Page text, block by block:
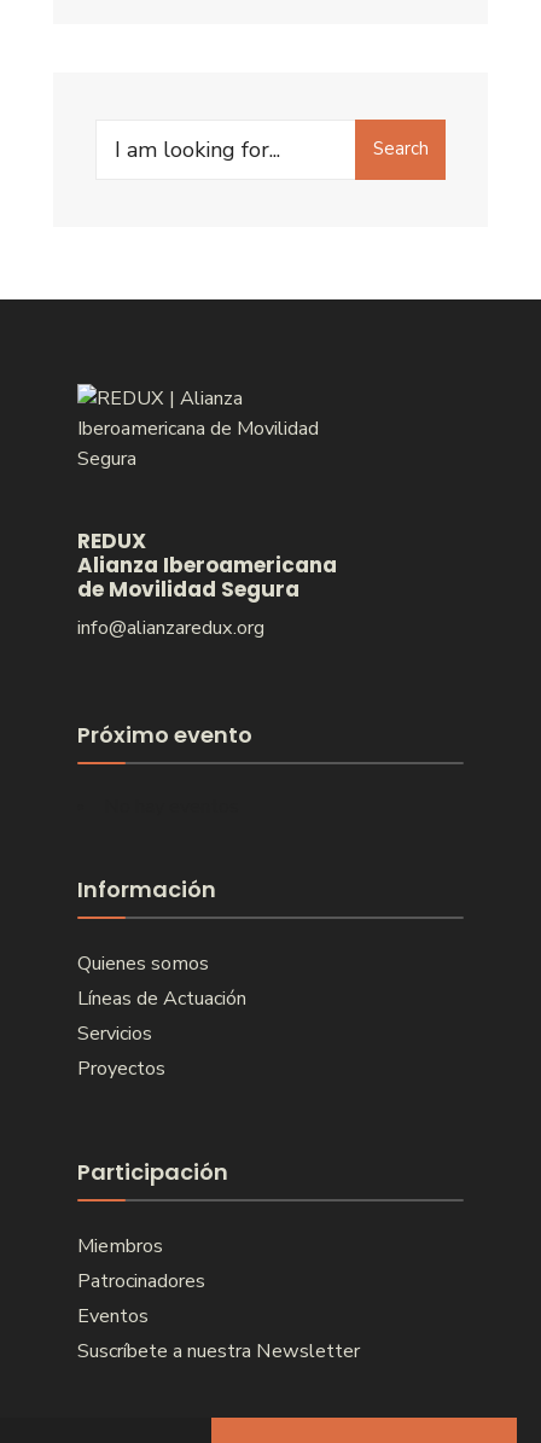
Search
Search
REDUX
Alianza Iberoamericana
de Movilidad Segura
info@alianzaredux.org
Próximo evento
Información
Quienes somos
Líneas de Actuación
Servicios
Proyectos
Participación
Miembros
Patrocinadores
Eventos
Suscríbete a nuestra Newsletter